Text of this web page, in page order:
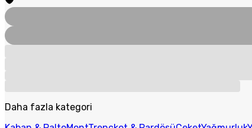
Daha fazla kategori